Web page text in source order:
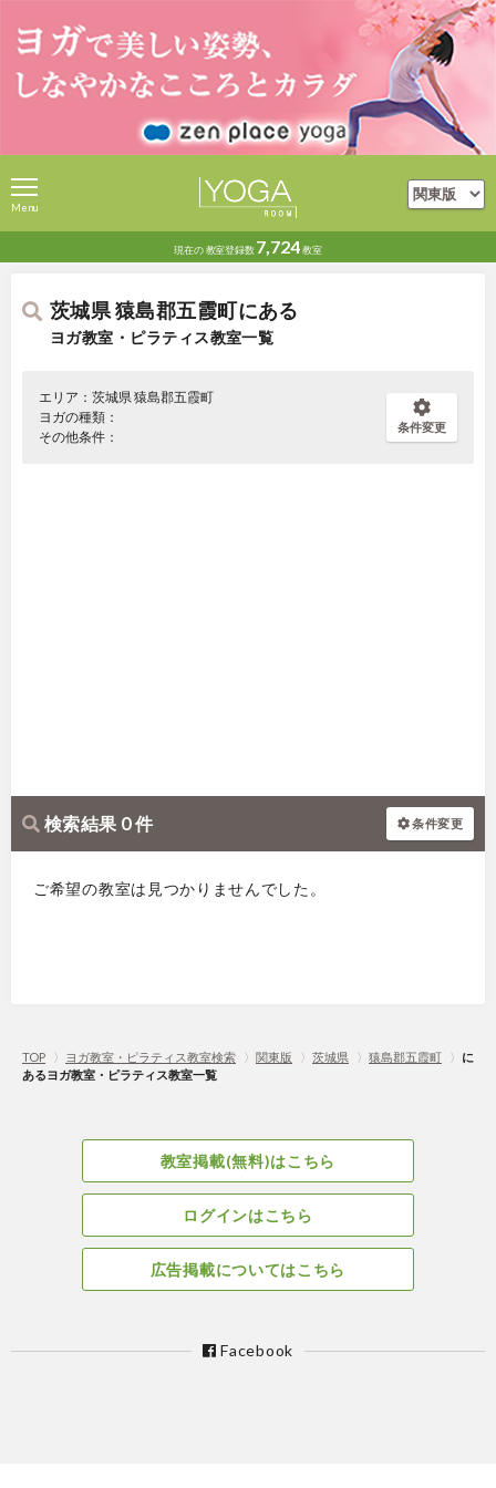
現在の教室登録数 7,724教室
Menu
茨城県 猿島郡五霞町にある
ヨガ教室・ピラティス教室一覧
エリア：茨城県 猿島郡五霞町
ヨガの種類：
その他条件：
条件変更
検索結果 0 件 条件変更
ご希望の教室は見つかりませんでした。
TOP 〉 ヨガ教室・ピラティス教室検索 〉 関東版 〉 茨城県 〉 猿島郡五霞町 〉 に
あるヨガ教室・ピラティス教室一覧
教室掲載(無料)はこちら
ログインはこちら
広告掲載についてはこちら
Facebook